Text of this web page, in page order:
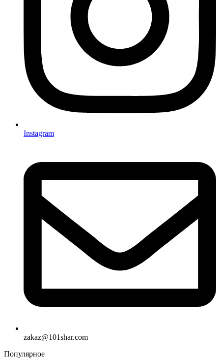
Instagram
zakaz@101shar.com
Популярное